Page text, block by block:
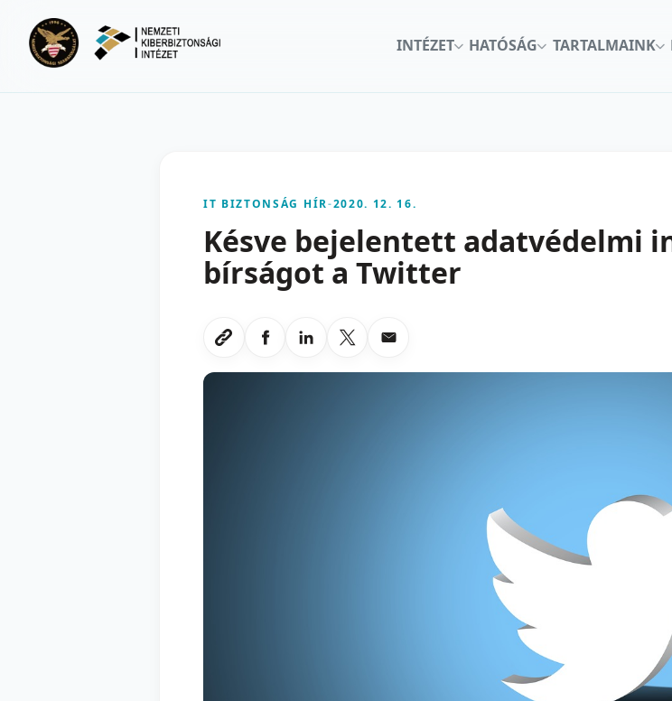
INTÉZET
HATÓSÁG TARTALMAINK
IT BIZTONSÁG HÍR-2020. 12. 16.
Késve bejelentett adatvédelmi
bírságot a Twitter
Link masolasa
Megosztas Facebookon
Megosztas LinkedInen
Megosztas X-en
Megosztas emailben